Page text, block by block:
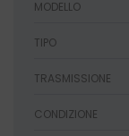
MODELLO
TIPO
TRASMISSIONE
CONDIZIONE